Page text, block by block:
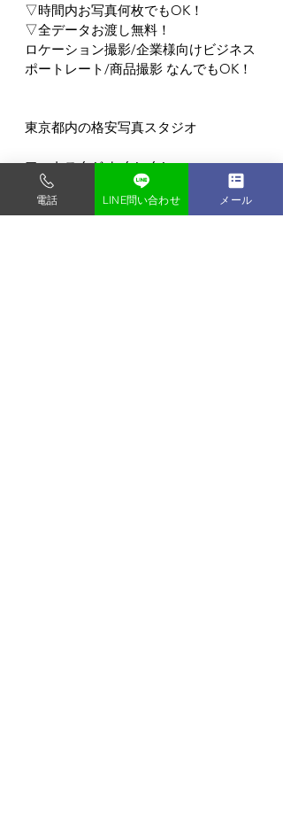
▽時間内お写真何枚でもOK！
▽全データお渡し無料！
ロケーション撮影/企業様向けビジネス
ポートレート/商品撮影 なんでもOK！
東京都内の格安写真スタジオ
フォトスタジオ タンタン
〒135-0048
東京都門前仲町1-9-2-2F
電話 LINE問い合わせ メール